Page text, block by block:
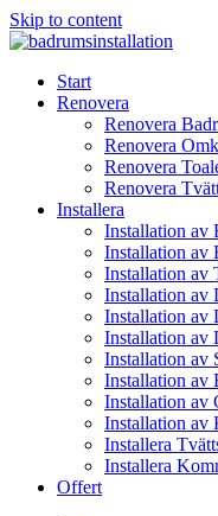
Skip to content
Start
Renovera
Renovera
Renovera
Renovera
Renovera
Installera
Installation av
Installation av
Installation av
Installation av
Installation av
Installation av
Installation av
Installation av
Installation av
Installation av
Installera
Installera
Offert